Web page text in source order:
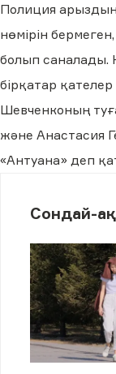
Полиция арыздың
нөмірін
болып саналады.
бірқатар
Шевченконың
және Анастасия
«Антуана» деп
Сондай-